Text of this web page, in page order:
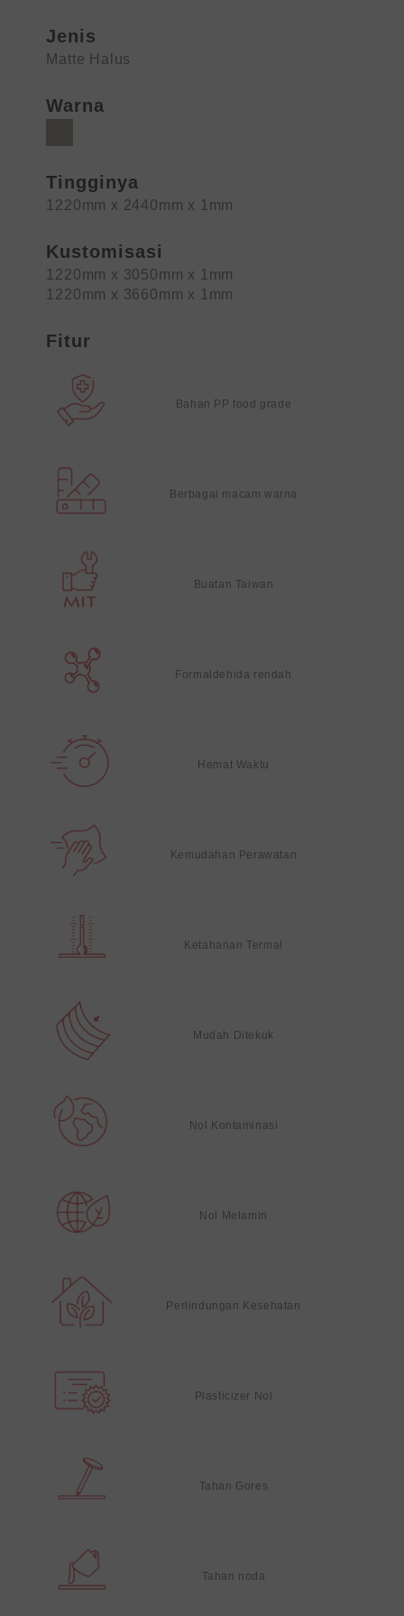
Jenis
Matte Halus
Warna
Tingginya
1220mm x 2440mm x 1mm
Kustomisasi
1220mm x 3050mm x 1mm
1220mm x 3660mm x 1mm
Fitur
Bahan PP food grade
Berbagai macam warna
Buatan Taiwan
Formaldehida rendah
Hemat Waktu
Kemudahan Perawatan
Ketahanan Termal
Mudah Ditekuk
Nol Kontaminasi
Nol Melamin
Perlindungan Kesehatan
Plasticizer Nol
Tahan Gores
Tahan noda